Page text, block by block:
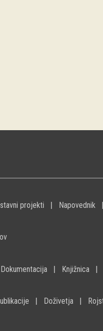
projekti Napovednik
Dokumentacija Knjižnica
Doživetja